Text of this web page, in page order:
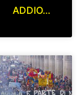
ADDIO…